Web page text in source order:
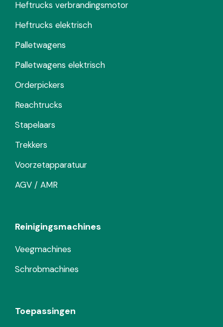
Heftrucks verbrandingsmotor
Heftrucks elektrisch
Palletwagens
Palletwagens elektrisch
Orderpickers
Reachtrucks
Stapelaars
Trekkers
Voorzetapparatuur
AGV / AMR
Reinigingsmachines
Veegmachines
Schrobmachines
Toepassingen